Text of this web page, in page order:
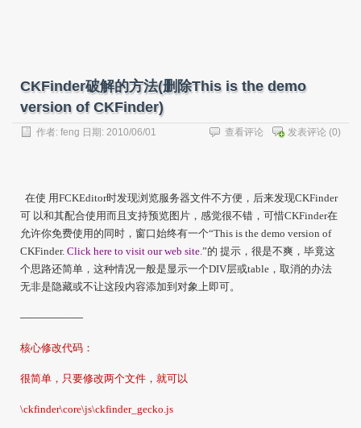
CKFinder破解的方法(删除This is the demo
version of CKFinder)
作者: feng 日期: 2010/06/01 发表评论 (0)
查看评论
在使 用FCKEditor时发现浏览服务器文件不方便，后来发现CKFinder
可 以和其配合使用而且支持预览图片，感觉很不错，可惜CKFinder在
允许你免费使用的同时，窗口始终有一个“This is the demo version of
CKFinder. Click here to visit our web site.”的 提示，很是不爽，毕竟这
个思路还简单，这种情况一般是显示一个DIV层或table ，取消的办法
无非是隐藏或不让这段内容添加到对象上即可。
——————
核心修改代码：
很简单，只要修改两个文件，就可以
\ckfinder\core\js\ckfinder_gecko.js